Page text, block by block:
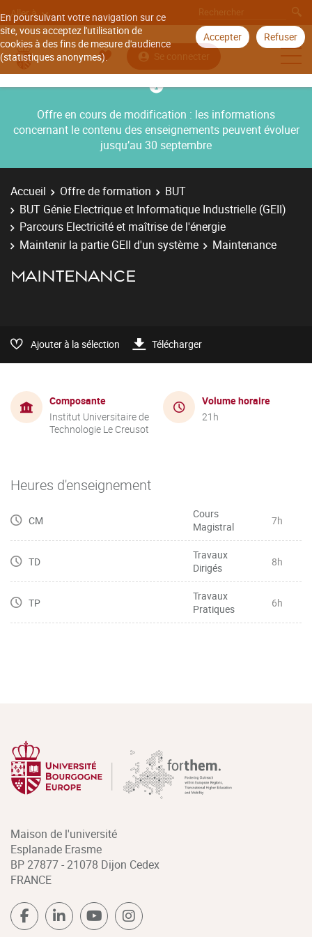
En poursuivant votre navigation sur ce
site, vous acceptez l'utilisation de
cookies à des fins de mesure d'audience
(statistiques anonymes).
Accepter Refuser
Aller à
Se connecter
Offre en cours de modification : les informations
concernant le contenu des enseignements peuvent évoluer
jusqu’au 30 septembre
Accueil Offre de formation
BUT
BUT Génie Electrique et Informatique Industrielle (GEII)
Parcours Electricité et maîtrise de l'énergie
Maintenir la partie GEII d'un système
Maintenance
MAINTENANCE
Ajouter à la sélection Télécharger
Composante
Institut Universitaire de
Technologie Le Creusot
Volume horaire
21h
Heures d'enseignement
CM
Cours
Magistral
7h
TD
Travaux
Dirigés
8h
TP
Travaux
Pratiques
6h
Maison de l'université
Esplanade Erasme
BP 27877 - 21078 Dijon Cedex
FRANCE